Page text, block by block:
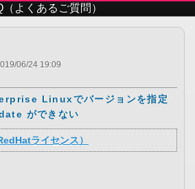
（よくあるご質問）
06/24 19:09
Linuxでバージョンを指定
ができない
ライセンス）